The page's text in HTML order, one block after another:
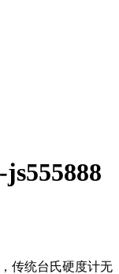
传统台氏硬度计无